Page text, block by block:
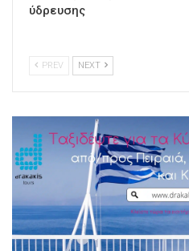
ύδρευσης
PREV NEXT